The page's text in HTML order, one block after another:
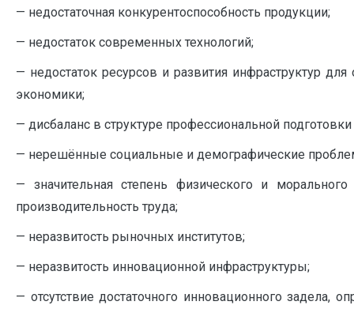
— недостаточная конкурентоспособность продукции;
— недостаток современных технологий;
— недостаток ресурсов и развития инфраструктур
экономики;
— дисбаланс в структуре профессиональной
— нерешённые социальные и демографические
— значительная степень физического и
производительность труда;
— неразвитость рыночных институтов;
— неразвитость инновационной инфраструктуры;
— отсутствие достаточного инновационного задела,